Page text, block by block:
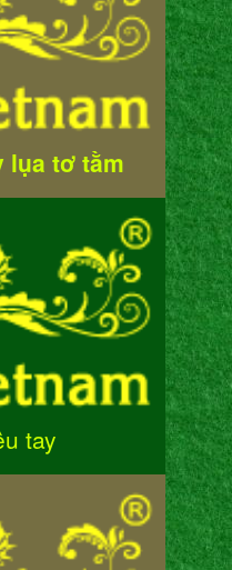
lụa tơ tằm
tay